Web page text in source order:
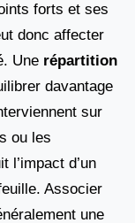
forts et ses
donc affecter
Une répartition
davantage
sur
ou les
l’impact d’un
Associer
une